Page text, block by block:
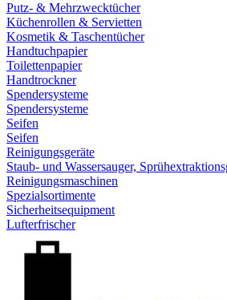
Putz- & Mehrzwecktücher
Küchenrollen & Servietten
Kosmetik & Taschentücher
Handtuchpapier
Toilettenpapier
Handtrockner
Spendersysteme
Spendersysteme
Seifen
Seifen
Reinigungsgeräte
Staub- und Wassersauger,
Reinigungsmaschinen
Spezialsortimente
Sicherheitsequipment
Lufterfrischer